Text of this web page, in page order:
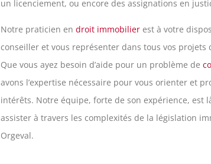
un licenciement, ou encore des assignations en
Notre praticien endroit immobilier est à votre
conseiller et vous représenter dans tous vos projets
Que vous ayez besoin d’aide pour un problème de
avons l’expertise nécessaire pour vous orienter et
intérêts. Notre équipe, forte de son expérience, est
assister à travers les complexités de la législation
Orgeval.